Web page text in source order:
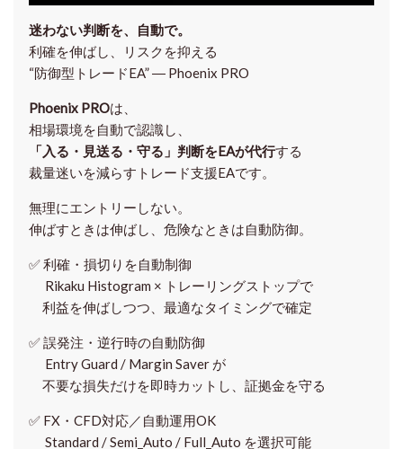
迷わない判断を、自動で。
利確を伸ばし、リスクを抑える
“防御型トレードEA” ― Phoenix PRO
Phoenix PROは、
相場環境を自動で認識し、
「入る・見送る・守る」判断をEAが代行する
裁量迷いを減らすトレード支援EAです。
無理にエントリーしない。
伸ばすときは伸ばし、危険なときは自動防御。
✅利確・損切りを自動制御
Rikaku Histogram × トレーリングストップで
利益を伸ばしつつ、最適なタイミングで確定
✅誤発注・逆行時の自動防御
Entry Guard / Margin Saver が
不要な損失だけを即時カットし、証拠金を守る
✅ FX・CFD対応／自動運用OK
Standard / Semi_Auto / Full_Auto を選択可能